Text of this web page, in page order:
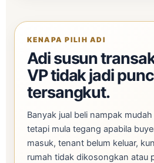
KENAPA PILIH ADI
Adi susun
VP tidak jadi
tersangkut.
Banyak jual beli nampak
tetapi mula tegang apabila
masuk, tenant belum keluar,
rumah tidak dikosongkan atau